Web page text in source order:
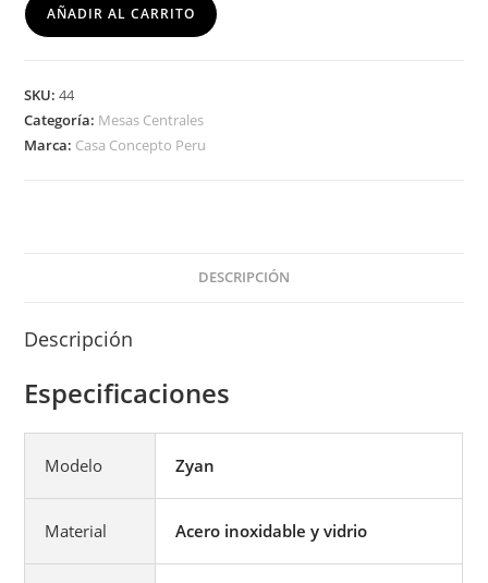
AÑADIR AL CARRITO
SKU:44
Categoría: Mesas Centrales
Marca: Casa Concepto Peru
DESCRIPCIÓN
Descripción
Especificaciones
Modelo Zyan
Material Acero inoxidable y vidrio